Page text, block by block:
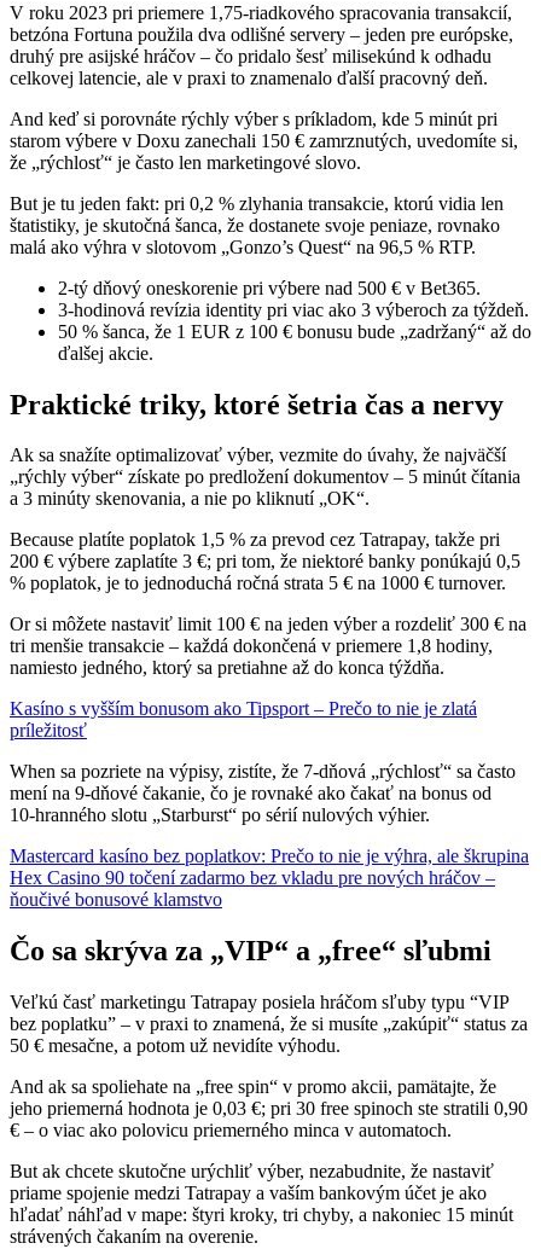
V roku 2023 pri priemere 1,75‑riadkového spracovania transakcií,
betzóna Fortuna použila dva odlišné servery – jeden pre európske,
druhý pre asijské hráčov – čo pridalo šesť milisekúnd k odhadu
celkovej latencie, ale v praxi to znamenalo ďalší pracovný deň.
And keď si porovnáte rýchly výber s príkladom, kde 5 minút pri
starom výbere v Doxu zanechali 150 € zamrznutých, uvedomíte si,
že „rýchlosť“ je často len marketingové slovo.
But je tu jeden fakt: pri 0,2 % zlyhania transakcie, ktorú vidia len
štatistiky, je skutočná šanca, že dostanete svoje peniaze, rovnako
malá ako výhra v slotovom „Gonzo’s Quest“ na 96,5 % RTP.
2‑tý dňový oneskorenie pri výbere nad 500 € v Bet365.
3‑hodinová revízia identity pri viac ako 3 výberoch za týždeň.
50 % šanca, že 1 EUR z 100 € bonusu bude „zadržaný“ až do
ďalšej akcie.
Praktické triky, ktoré šetria čas a nervy
Ak sa snažíte optimalizovať výber, vezmite do úvahy, že najväčší
„rýchly výber“ získate po predložení dokumentov – 5 minút čítania
a 3 minúty skenovania, a nie po kliknutí „OK“.
Because platíte poplatok 1,5 % za prevod cez Tatrapay, takže pri
200 € výbere zaplatíte 3 €; pri tom, že niektoré banky ponúkajú 0,5
% poplatok, je to jednoduchá ročná strata 5 € na 1000 € turnover.
Or si môžete nastaviť limit 100 € na jeden výber a rozdeliť 300 € na
tri menšie transakcie – každá dokončená v priemere 1,8 hodiny,
namiesto jedného, ktorý sa pretiahne až do konca týždňa.
Kasíno s vyšším bonusom ako Tipsport – Prečo to nie je zlatá
príležitosť
When sa pozriete na výpisy, zistíte, že 7‑dňová „rýchlosť“ sa často
mení na 9‑dňové čakanie, čo je rovnaké ako čakať na bonus od
10‑hranného slotu „Starburst“ po sérií nulových výhier.
Mastercard kasíno bez poplatkov: Prečo to nie je výhra, ale škrupina
Hex Casino 90 točení zadarmo bez vkladu pre nových hráčov –
ňoučivé bonusové klamstvo
Čo sa skrýva za „VIP“ a „free“ sľubmi
Veľkú časť marketingu Tatrapay posiela hráčom sľuby typu “VIP
bez poplatku” – v praxi to znamená, že si musíte „zakúpiť“ status za
50 € mesačne, a potom už nevidíte výhodu.
And ak sa spoliehate na „free spin“ v promo akcii, pamätajte, že
jeho priemerná hodnota je 0,03 €; pri 30 free spinoch ste stratili 0,90
€ – o viac ako polovicu priemerného minca v automatoch.
But ak chcete skutočne urýchliť výber, nezabudnite, že nastaviť
priame spojenie medzi Tatrapay a vaším bankovým účet je ako
hľadať náhľad v mape: štyri kroky, tri chyby, a nakoniec 15 minút
strávených čakaním na overenie.